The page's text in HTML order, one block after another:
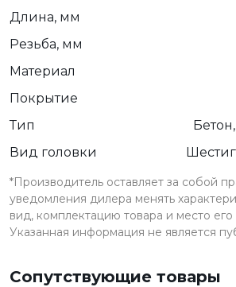
Длина, мм
Резьба, мм
Материал
Покрытие
Тип
Вид головки
*Производитель оставляет за собой
уведомления дилера менять
вид, комплектацию товара и место его
Указанная информация не является
Сопутствующие товары